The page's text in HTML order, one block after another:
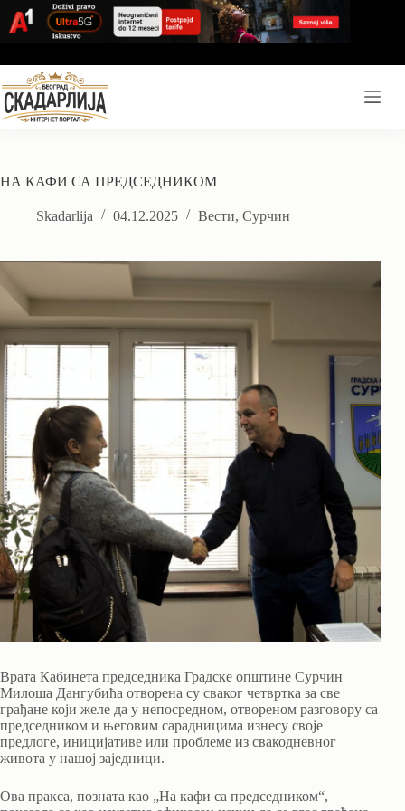
НА КАФИ СА ПРЕДСЕДНИКОМ
Skadarlija 04.12.2025 Вести, Сурчин
Врата Кабинета председника Градске општине Сурчин
Милоша Дангубића отворена су сваког четвртка за све
грађане који желе да у непосредном, отвореном разговору са
председником и његовим сарадницима изнесу своје
предлоге, иницијативе или проблеме из свакодневног
живота у нашој заједници.
Ова пракса, позната као „На кафи са председником“,